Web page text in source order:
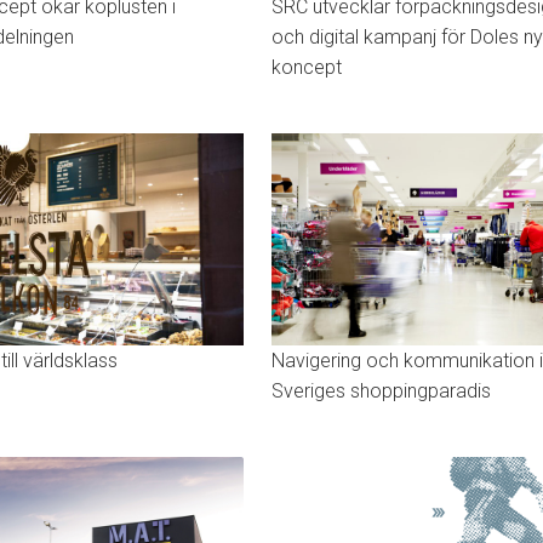
ökar köplusten i
SRC utvecklar
och digital kampanj för Doles
koncept
världsklass
Navigering och kommunikation i
Sveriges shoppingparadis